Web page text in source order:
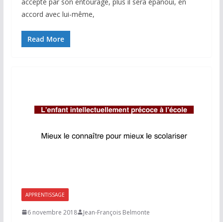
accord avec lui-même,
Read More
APPRENTISSAGE
6 novembre 2018 Jean-François Belmonte